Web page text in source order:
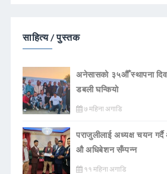
साहित्य / पुस्तक
अनेसासको ३५औँ स्थापना
डबली घन्कियाे
७ महिना अगाडि
पराजुलीलाई अध्यक्ष चयन
औ अधिबेशन सँम्पन्न
११ महिना अगाडि